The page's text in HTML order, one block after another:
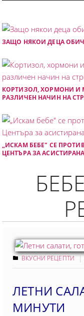
ЗАЩО НЯКОИ ДЕЦА
КОРТИЗОЛ, ХОРМОНИ И
РАЗЛИЧЕН НАЧИН НА
„ИСКАМ БЕБЕ" СЕ
ЦЕНТЪРА ЗА
ВКУСНИ РЕЦЕПТИ
ЛЕТНИ
МИНУТИ